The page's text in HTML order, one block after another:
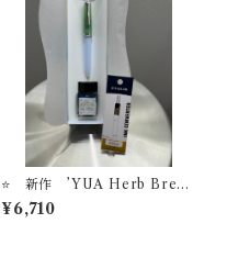
⭐️ 新作 ’YUA Herb Breez
e’ 万年筆ビュッフェ ’Pick W
ho？'コレクション+ オリジナ
¥6,710